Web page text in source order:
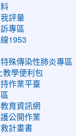
評量
專區
1953
殊傳染性肺炎專區
教學便利包
作業平臺
育資訊網
公開作業
救計畫書